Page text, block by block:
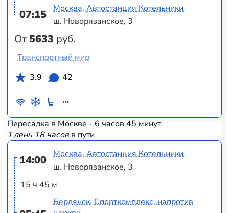
07:15
От 5633 руб.
Москва, Автостанция Котельники
ш. Новорязанское, 3
Транспортный мир
3.9
42
Пересадка в Москве - 6 часов 45 минут
1 день 18 часовв пути
14:00
15 ч 45 м
Москва, Автостанция Котельники
ш. Новорязанское, 3
Бердянск, Спорткомплекс, напротив